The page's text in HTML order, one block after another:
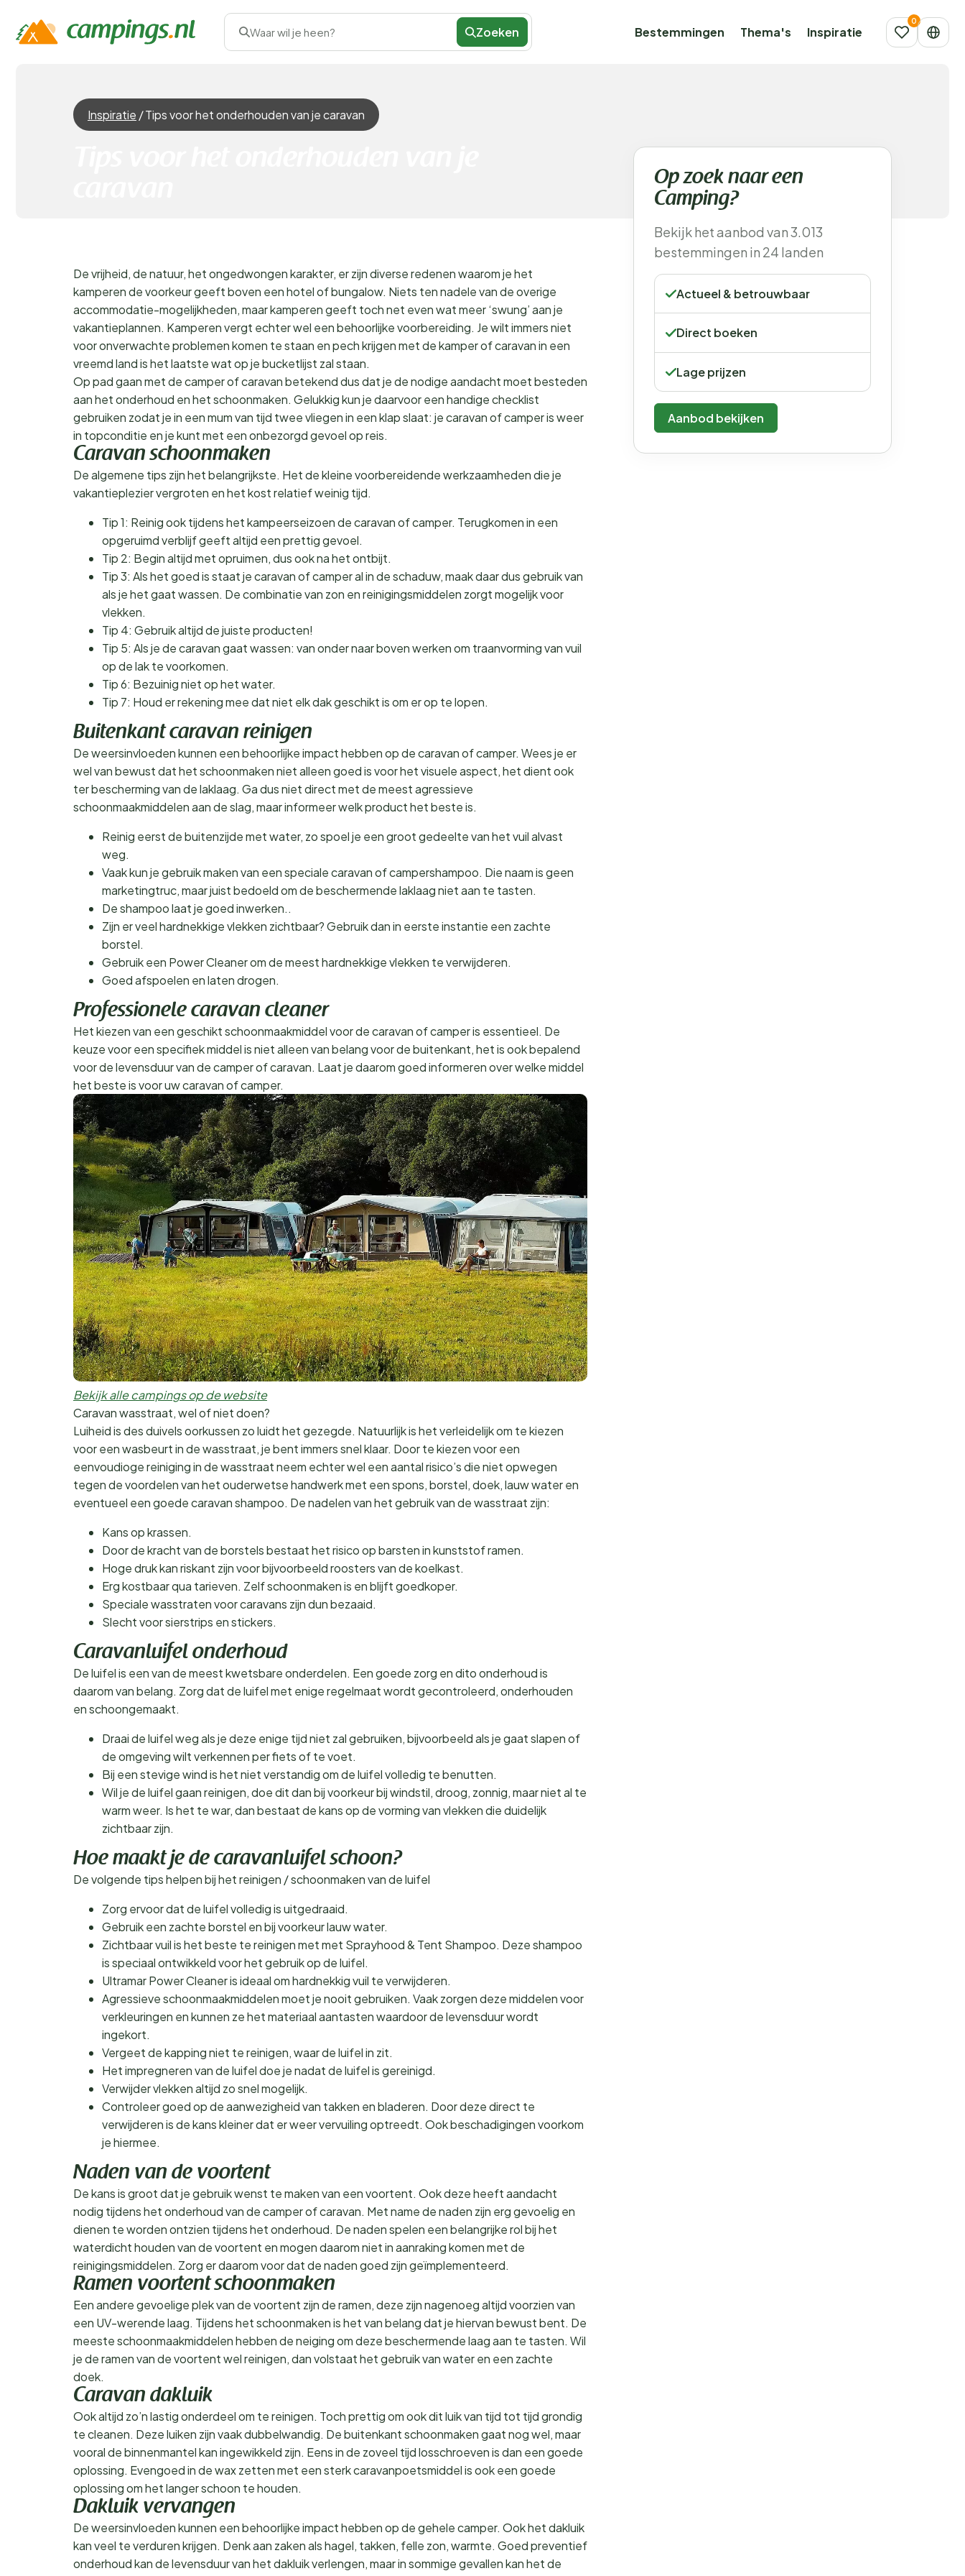
Waar wil je heen? Zoeken Bestemmingen Thema's Inspiratie
Inspiratie /Tips voor het onderhouden van je caravan
De vrijheid, de natuur, het ongedwongen karakter, er zijn diverse redenen waarom je het
kamperen de voorkeur geeft boven een hotel of bungalow. Niets ten nadele van de overige
accommodatie-mogelijkheden, maar kamperen geeft toch net even wat meer ‘swung’ aan je
vakantieplannen. Kamperen vergt echter wel een behoorlijke voorbereiding. Je wilt immers niet
voor onverwachte problemen komen te staan en pech krijgen met de kamper of caravan in een
vreemd land is het laatste wat op je bucketlijst zal staan.
Op pad gaan met de camper of caravan betekend dus dat je de nodige aandacht moet besteden
aan het onderhoud en het schoonmaken. Gelukkig kun je daarvoor een handige checklist
gebruiken zodat je in een mum van tijd twee vliegen in een klap slaat: je caravan of camper is weer
in topconditie en je kunt met een onbezorgd gevoel op reis.
Caravan schoonmaken
De algemene tips zijn het belangrijkste. Het de kleine voorbereidende werkzaamheden die je
vakantieplezier vergroten en het kost relatief weinig tijd.
Tip 1: Reinig ook tijdens het kampeerseizoen de caravan of camper. Terugkomen in een
opgeruimd verblijf geeft altijd een prettig gevoel.
Tip 2: Begin altijd met opruimen, dus ook na het ontbijt.
Tip 3: Als het goed is staat je caravan of camper al in de schaduw, maak daar dus gebruik van
als je het gaat wassen. De combinatie van zon en reinigingsmiddelen zorgt mogelijk voor
vlekken.
Tip 4: Gebruik altijd de juiste producten!
Tip 5: Als je de caravan gaat wassen: van onder naar boven werken om traanvorming van vuil
op de lak te voorkomen.
Tip 6: Bezuinig niet op het water.
Tip 7: Houd er rekening mee dat niet elk dak geschikt is om er op te lopen.
Buitenkant caravan reinigen
De weersinvloeden kunnen een behoorlijke impact hebben op de caravan of camper. Wees je er
wel van bewust dat het schoonmaken niet alleen goed is voor het visuele aspect, het dient ook
ter bescherming van de laklaag. Ga dus niet direct met de meest agressieve
schoonmaakmiddelen aan de slag, maar informeer welk product het beste is.
Reinig eerst de buitenzijde met water, zo spoel je een groot gedeelte van het vuil alvast
weg.
Vaak kun je gebruik maken van een speciale caravan of campershampoo. Die naam is geen
marketingtruc, maar juist bedoeld om de beschermende laklaag niet aan te tasten.
De shampoo laat je goed inwerken..
Zijn er veel hardnekkige vlekken zichtbaar? Gebruik dan in eerste instantie een zachte
borstel.
Gebruik een Power Cleaner om de meest hardnekkige vlekken te verwijderen.
Goed afspoelen en laten drogen.
Professionele caravan cleaner
Het kiezen van een geschikt schoonmaakmiddel voor de caravan of camper is essentieel. De
keuze voor een specifiek middel is niet alleen van belang voor de buitenkant, het is ook bepalend
voor de levensduur van de camper of caravan. Laat je daarom goed informeren over welke middel
het beste is voor uw caravan of camper.
Bekijk alle campings op de website
Caravan wasstraat, wel of niet doen?
Luiheid is des duivels oorkussen zo luidt het gezegde. Natuurlijk is het verleidelijk om te kiezen
voor een wasbeurt in de wasstraat, je bent immers snel klaar. Door te kiezen voor een
eenvoudioge reiniging in de wasstraat neem echter wel een aantal risico’s die niet opwegen
tegen de voordelen van het ouderwetse handwerk met een spons, borstel, doek, lauw water en
eventueel een goede caravan shampoo. De nadelen van het gebruik van de wasstraat zijn:
Kans op krassen.
Door de kracht van de borstels bestaat het risico op barsten in kunststof ramen.
Hoge druk kan riskant zijn voor bijvoorbeeld roosters van de koelkast.
Erg kostbaar qua tarieven. Zelf schoonmaken is en blijft goedkoper.
Speciale wasstraten voor caravans zijn dun bezaaid.
Slecht voor sierstrips en stickers.
Caravanluifel onderhoud
De luifel is een van de meest kwetsbare onderdelen. Een goede zorg en dito onderhoud is
daarom van belang. Zorg dat de luifel met enige regelmaat wordt gecontroleerd, onderhouden
en schoongemaakt.
Draai de luifel weg als je deze enige tijd niet zal gebruiken, bijvoorbeeld als je gaat slapen of
de omgeving wilt verkennen per fiets of te voet.
Bij een stevige wind is het niet verstandig om de luifel volledig te benutten.
Wil je de luifel gaan reinigen, doe dit dan bij voorkeur bij windstil, droog, zonnig, maar niet al te
warm weer. Is het te war, dan bestaat de kans op de vorming van vlekken die duidelijk
zichtbaar zijn.
Hoe maakt je de caravanluifel schoon?
De volgende tips helpen bij het reinigen / schoonmaken van de luifel
Zorg ervoor dat de luifel volledig is uitgedraaid.
Gebruik een zachte borstel en bij voorkeur lauw water.
Zichtbaar vuil is het beste te reinigen met met Sprayhood & Tent Shampoo. Deze shampoo
is speciaal ontwikkeld voor het gebruik op de luifel.
Ultramar Power Cleaner is ideaal om hardnekkig vuil te verwijderen.
Agressieve schoonmaakmiddelen moet je nooit gebruiken. Vaak zorgen deze middelen voor
verkleuringen en kunnen ze het materiaal aantasten waardoor de levensduur wordt
ingekort.
Vergeet de kapping niet te reinigen, waar de luifel in zit.
Het impregneren van de luifel doe je nadat de luifel is gereinigd.
Verwijder vlekken altijd zo snel mogelijk.
Controleer goed op de aanwezigheid van takken en bladeren. Door deze direct te
verwijderen is de kans kleiner dat er weer vervuiling optreedt. Ook beschadigingen voorkom
je hiermee.
Naden van de voortent
De kans is groot dat je gebruik wenst te maken van een voortent. Ook deze heeft aandacht
nodig tijdens het onderhoud van de camper of caravan. Met name de naden zijn erg gevoelig en
dienen te worden ontzien tijdens het onderhoud. De naden spelen een belangrijke rol bij het
waterdicht houden van de voortent en mogen daarom niet in aanraking komen met de
reinigingsmiddelen. Zorg er daarom voor dat de naden goed zijn geïmplementeerd.
Ramen voortent schoonmaken
Een andere gevoelige plek van de voortent zijn de ramen, deze zijn nagenoeg altijd voorzien van
een UV-werende laag. Tijdens het schoonmaken is het van belang dat je hiervan bewust bent. De
meeste schoonmaakmiddelen hebben de neiging om deze beschermende laag aan te tasten. Wil
je de ramen van de voortent wel reinigen, dan volstaat het gebruik van water en een zachte
doek.
Caravan dakluik
Ook altijd zo’n lastig onderdeel om te reinigen. Toch prettig om ook dit luik van tijd tot tijd grondig
te cleanen. Deze luiken zijn vaak dubbelwandig. De buitenkant schoonmaken gaat nog wel, maar
vooral de binnenmantel kan ingewikkeld zijn. Eens in de zoveel tijd losschroeven is dan een goede
oplossing. Evengoed in de wax zetten met een sterk caravanpoetsmiddel is ook een goede
oplossing om het langer schoon te houden.
Dakluik vervangen
De weersinvloeden kunnen een behoorlijke impact hebben op de gehele camper. Ook het dakluik
kan veel te verduren krijgen. Denk aan zaken als hagel, takken, felle zon, warmte. Goed preventief
onderhoud kan de levensduur van het dakluik verlengen, maar in sommige gevallen kan het de
Op zoek naar een
Camping?
Bekijk het aanbod van 3.013
bestemmingen in 24 landen
Actueel & betrouwbaar
Direct boeken
Lage prijzen
Aanbod bekijken